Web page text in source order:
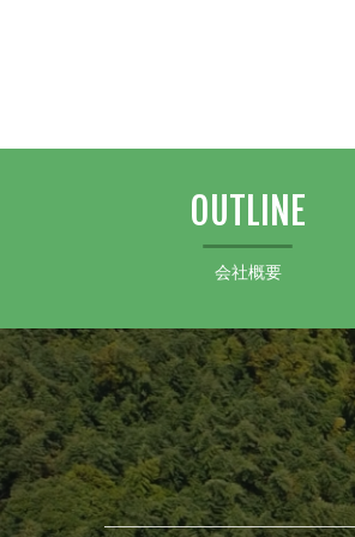
OUTLINE
会社概要